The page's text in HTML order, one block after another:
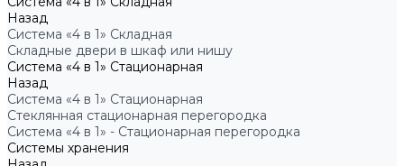
Назад
Система «4 в 1» Складная
Складные двери в шкаф или нишу
Система «4 в 1» Стационарная
Назад
Система «4 в 1» Стационарная
Стеклянная стационарная перегородка
Система «4 в 1» - Стационарная перегородка
Системы хранения